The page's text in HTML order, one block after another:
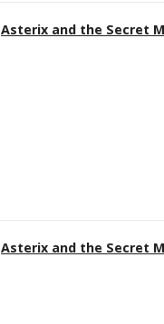
Asterix and the Secret
Asterix and the Secret